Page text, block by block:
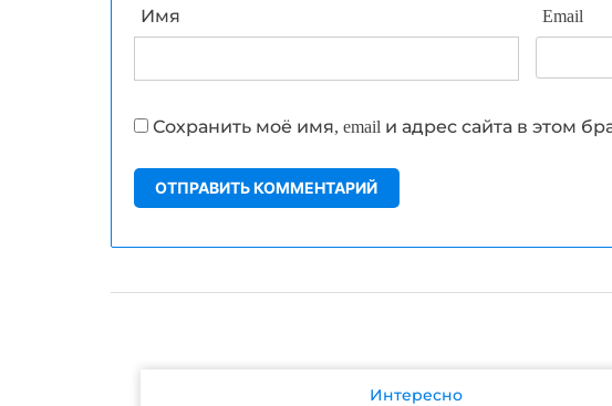
Имя Email
Сохранить моё имя, email и адрес сайта в этом
Интересно